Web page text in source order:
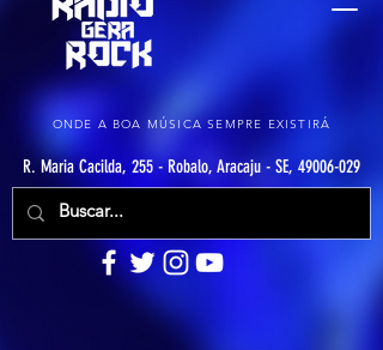
ONDE A BOA MÚSICA SEMPRE EXISTIRÁ
R. Maria Cacilda, 255 - Robalo, Aracaju - SE, 49006-029